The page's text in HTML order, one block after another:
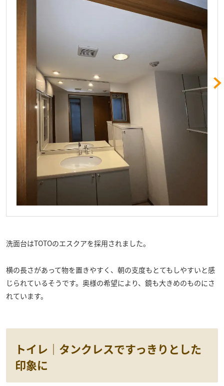
洗面台はTOTOのエスクアを採用されました。
横の長さがあって物を置きやすく、朝の支度もとてもしやすいと感
じられているそうです。奥様の希望により、鏡も大きめのものにさ
れています。
トイレ｜タンクレスですっきりとした
印象に